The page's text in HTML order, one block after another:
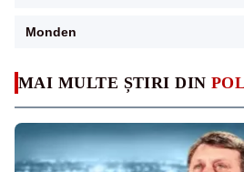
MAI MULTE ȘTIRI DIN
Monden